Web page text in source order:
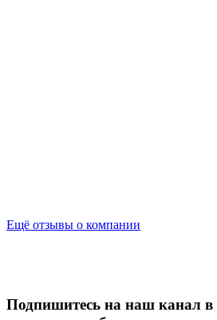
Ещё отзывы о компании
Подпишитесь на наш канал